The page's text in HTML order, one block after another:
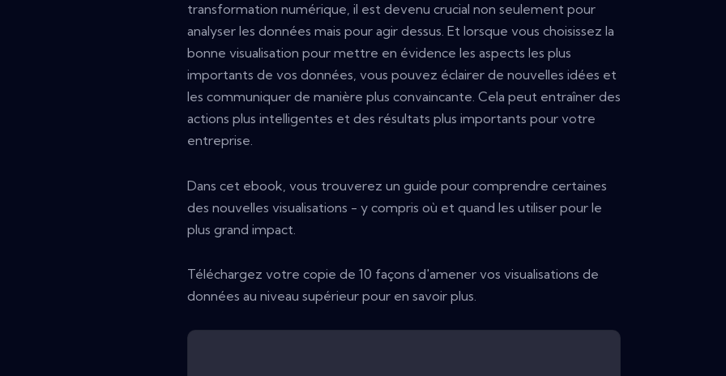
transformation numérique, il est devenu crucial non seulement pour
analyser les données mais pour agir dessus. Et lorsque vous choisissez la
bonne visualisation pour mettre en évidence les aspects les plus
importants de vos données, vous pouvez éclairer de nouvelles idées et
les communiquer de manière plus convaincante. Cela peut entraîner des
actions plus intelligentes et des résultats plus importants pour votre
entreprise.
Dans cet ebook, vous trouverez un guide pour comprendre certaines
des nouvelles visualisations - y compris où et quand les utiliser pour le
plus grand impact.
Téléchargez votre copie de 10 façons d'amener vos visualisations de
données au niveau supérieur pour en savoir plus.